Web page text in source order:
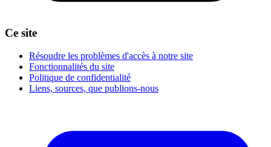
Ce site
Résoudre les problèmes d'accès à notre site
Fonctionnalités du site
Politique de confidentialité
Liens, sources, que publions-nous